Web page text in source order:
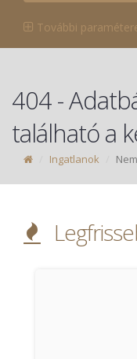
További
404 -
található a
Ingatlanok